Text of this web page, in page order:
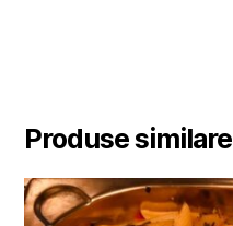
Produse similare